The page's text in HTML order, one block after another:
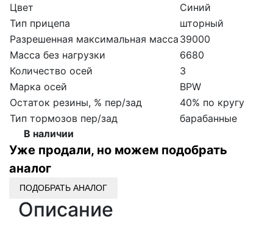
Цвет
Синий
Тип прицепа
шторный
Разрешенная максимальная масса 39000
Масса без нагрузки
6680
Количество осей
3
Марка осей
BPW
Остаток резины, % пер/зад
40% по кругу
Тип тормозов пер/зад
барабанные
В наличии
Уже продали, но можем подобрать
аналог
ПОДОБРАТЬ АНАЛОГ
Описание